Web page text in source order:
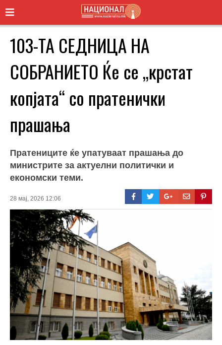
103-ТА СЕДНИЦА НА
СОБРАНИЕТО Ќе се „крстат
копјата“ со пратенички
прашања
Пратениците ќе упатуваат прашања до
министрите за актуелни политички и
економски теми.
28 мај, 2026 12:06